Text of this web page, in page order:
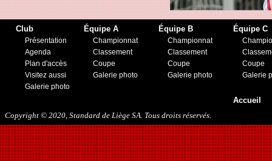
25/11/2017
17/02/2018
01/05/2018
13/05/2018
29/09/2018
16/03/2019
31/07/2019
09/11/2019
23/11/2019
Club
Présentation
Agenda
Plan d'accès
Visitez aussi
Galerie photo
Équipe A
Championnat
Classement
Coupe
Galerie photo
Équipe B
Championnat
Classement
Coupe
Galerie photo
Équipe C
Coupe
Galerie
Accueil
Copyright © 2020, Standard de Liège SA. Tous droits réservés.